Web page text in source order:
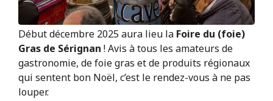
Début décembre 2025 aura lieu la Foire du (foie)
Gras de Sérignan ! Avis à tous les amateurs de
gastronomie, de foie gras et de produits régionaux
qui sentent bon Noël, c’est le rendez-vous à ne pas
louper.